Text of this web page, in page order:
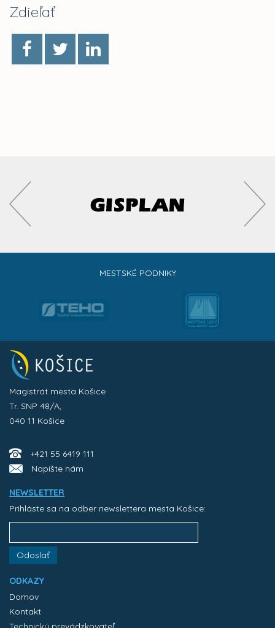
Zdieľať
MESTSKÉ PODNIKY
Magistrát mesta Košice
Tr. SNP 48/A,
040 11 Košice
+421 55 6419 111
Napíšte nám
NEWSLETTER
Prihláste sa na odber newslettera mesta Košice:
Odoslať
ODKAZY
Domov
Kontakt